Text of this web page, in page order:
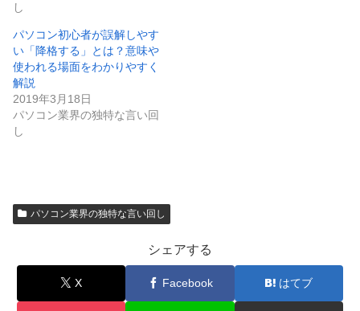
し
パソコン初心者が誤解しやす
い「降格する」とは？意味や
使われる場面をわかりやすく
解説
2019年3月18日
パソコン業界の独特な言い回
し
パソコン業界の独特な言い回し
シェアする
X Facebook はてブ